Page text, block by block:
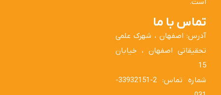
است.
تماس با ما
آدرس: اصفهان ، شهرک علمی
تحقیقاتی اصفهان ، خیابان
15
شماره تماس: 2-33932151-